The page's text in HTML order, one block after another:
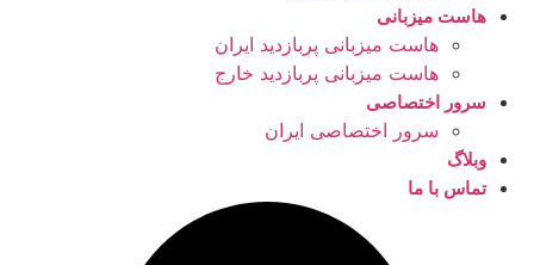
هاست میزبانی
هاست میزبانی پربازدید ایران
هاست میزبانی پربازدید خارج
سرور اختصاصی
سرور اختصاصی ایران
وبلاگ
تماس با ما